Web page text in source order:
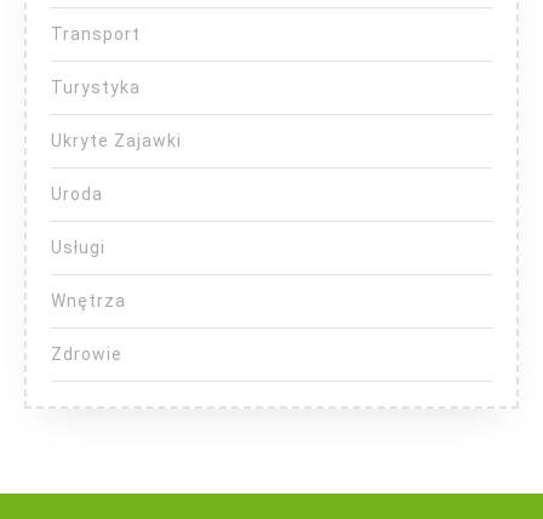
Transport
Turystyka
Ukryte Zajawki
Uroda
Usługi
Wnętrza
Zdrowie